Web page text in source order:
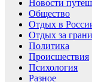
Новости
Общество
Отдых в
Отдых за
Политика
Происшествия
Психология
Разное